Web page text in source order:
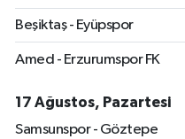
Beşiktaş - Eyüpspor
Amed - Erzurumspor FK
17 Ağustos, Pazartesi
Samsunspor - Göztepe